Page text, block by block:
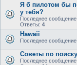
Я б пилотом бы
у тебя?
Последнее сообщение
Ответы: 4
Hawaii
Последнее сообщение
Советы по
Последнее сообщение